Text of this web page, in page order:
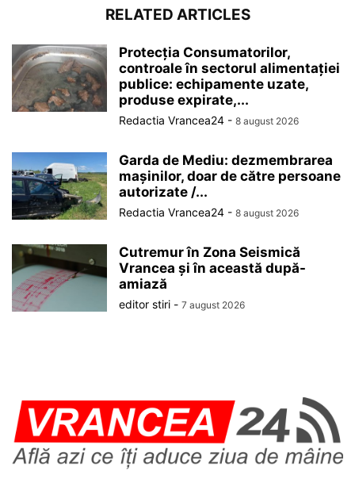
RELATED ARTICLES
Protecția Consumatorilor,
controale în sectorul alimentației
publice: echipamente uzate,
produse expirate,...
Redactia Vrancea24 - 8 august 2026
Garda de Mediu: dezmembrarea
mașinilor, doar de către persoane
autorizate /...
Redactia Vrancea24 - 8 august 2026
Cutremur în Zona Seismică
Vrancea și în această după-
amiază
editor stiri - 7 august 2026